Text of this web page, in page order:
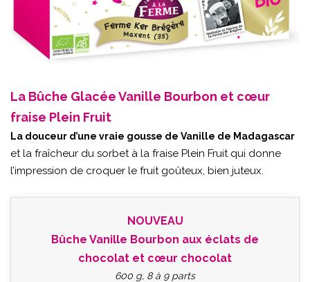
La Bûche Glacée Vanille Bourbon et cœur
fraise Plein Fruit
La douceur d’une vraie gousse de Vanille de Madagascar
et la fraîcheur du sorbet à la fraise Plein Fruit qui donne
l’impression de croquer le fruit goûteux, bien juteux.
NOUVEAU
Bûche Vanille Bourbon aux éclats de
chocolat et cœur chocolat
600 g, 8 à 9 parts